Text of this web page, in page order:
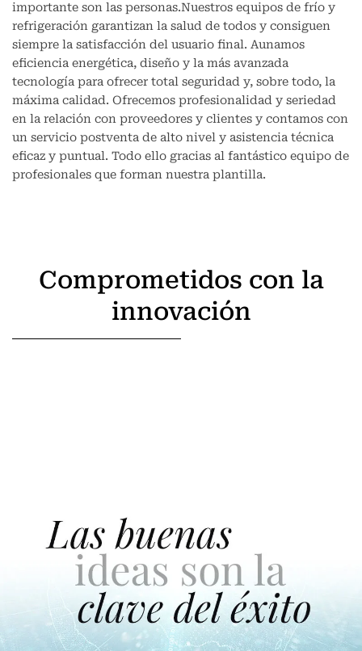
importante son las personas.Nuestros equipos de frío y
refrigeración garantizan la salud de todos y consiguen
siempre la satisfacción del usuario final. Aunamos
eficiencia energética, diseño y la más avanzada
tecnología para ofrecer total seguridad y, sobre todo, la
máxima calidad. Ofrecemos profesionalidad y seriedad
en la relación con proveedores y clientes y contamos con
un servicio postventa de alto nivel y asistencia técnica
eficaz y puntual. Todo ello gracias al fantástico equipo de
profesionales que forman nuestra plantilla.
Comprometidos con la
innovación